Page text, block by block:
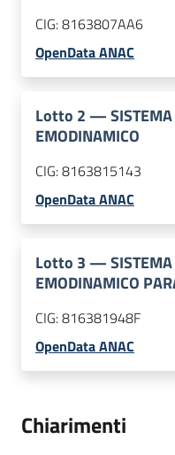
CIG:8163807AA6
OpenData ANAC
Lotto 2 —
EMODINAMICO
CIG:8163815143
OpenData ANAC
Lotto 3 —
EMODINAMICO
CIG:816381948F
OpenData ANAC
Chiarimenti